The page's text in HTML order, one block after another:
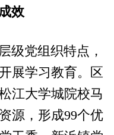
效
级党组织特点，
展学习教育。区
江大学城院校马
源，形成99个优